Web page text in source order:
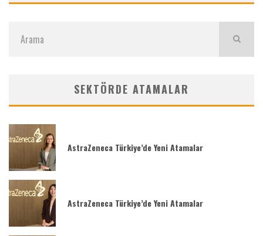
SEKTÖRDE ATAMALAR
AstraZeneca Türkiye’de Yeni Atamalar
AstraZeneca Türkiye’de Yeni Atamalar